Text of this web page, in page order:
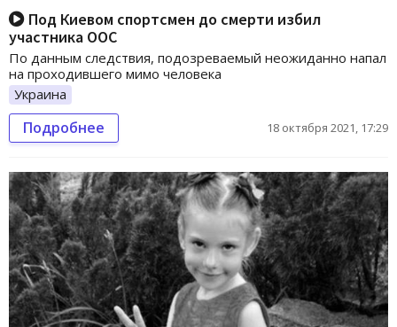
Под Киевом спортсмен до смерти избил
участника ООС
По данным следствия, подозреваемый неожиданно напал
на проходившего мимо человека
Украина
Подробнее 18 октября 2021, 17:29